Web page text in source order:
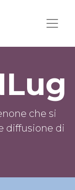
che si
diffusione di